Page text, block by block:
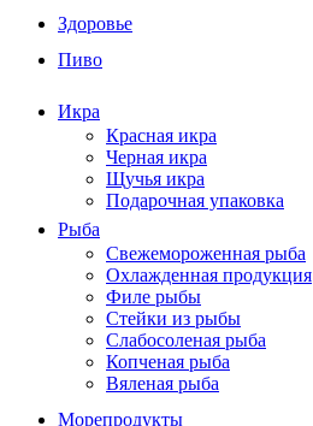
Здоровье
Пиво
Икра
Красная икра
Черная икра
Щучья икра
Подарочная упаковка
Рыба
Свежемороженная рыба
Охлажденная продукция
Филе рыбы
Стейки из рыбы
Слабосоленая рыба
Копченая рыба
Вяленая рыба
Морепродукты